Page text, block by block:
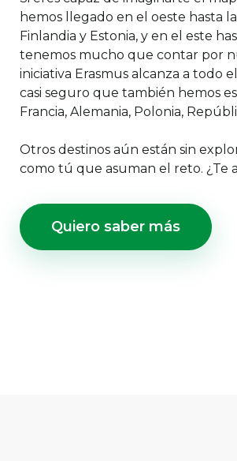
hemos llegado en el oeste hasta
Finlandia y Estonia, y en el este
tenemos mucho que contar por
iniciativa Erasmus alcanza a todo
casi seguro que también hemos
Francia, Alemania, Polonia,
Otros destinos aún están sin
como tú que asuman el reto. ¿Te
Quiero saber más